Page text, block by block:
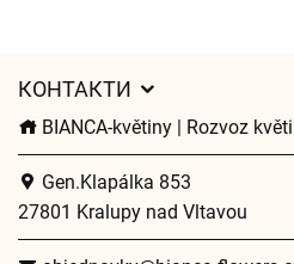
КОНТАКТИ
BIANCA-květiny | Rozvoz
Gen.Klapálka 853
27801 Kralupy nad Vltavou